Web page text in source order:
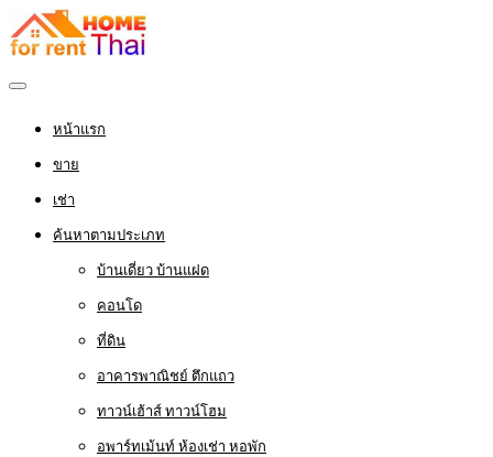
หน้าแรก
ขาย
เช่า
ค้นหาตามประเภท
บ้านเดี่ยว บ้านแฝด
คอนโด
ที่ดิน
อาคารพาณิชย์ ตึกแถว
ทาวน์เฮ้าส์ ทาวน์โฮม
อพาร์ทเม้นท์ ห้องเช่า หอพัก